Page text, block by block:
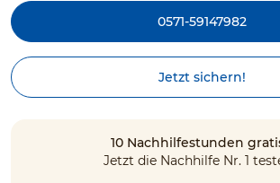
0571-59147982
Jetzt sichern!
10 Nachhilfestunden
Jetzt die Nachhilfe Nr. 1